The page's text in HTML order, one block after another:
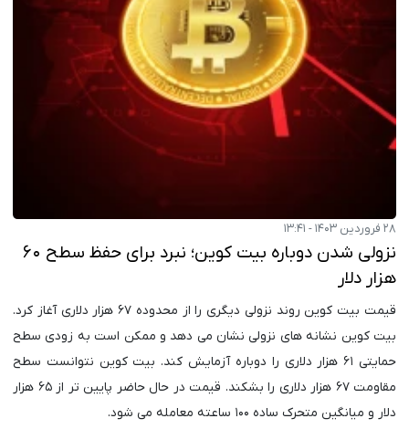
۲۸ فروردین ۱۴۰۳ - ۱۳:۴۱
نزولی شدن دوباره بیت کوین؛ نبرد برای حفظ سطح ۶۰
هزار دلار
قیمت بیت کوین روند نزولی دیگری را از محدوده ۶۷ هزار دلاری آغاز کرد.
بیت کوین نشانه های نزولی نشان می دهد و ممکن است به زودی سطح
حمایتی ۶۱ هزار دلاری را دوباره آزمایش کند. بیت کوین نتوانست سطح
مقاومت ۶۷ هزار دلاری را بشکند. قیمت در حال حاضر پایین تر از ۶۵ هزار
دلار و میانگین متحرک ساده ۱۰۰ ساعته معامله می شود.